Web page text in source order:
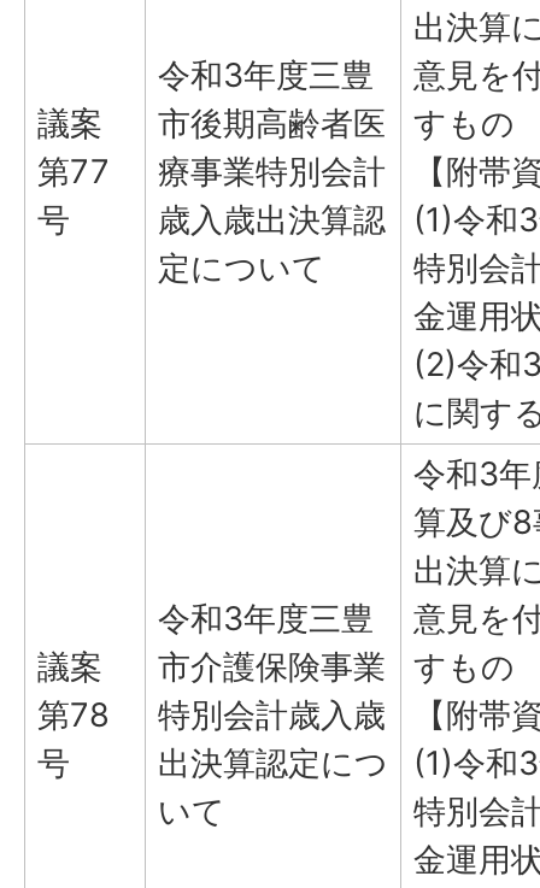
議案
第77
号
令和3年度三豊
市後期高齢者医
療事業特別会計
歳入歳出決算認
定について
出決算
意見を
すもの
【附帯
(1)令和
特別会
金運用
(2)令和
に関す
議案
第78
号
令和3年度三豊
市介護保険事業
特別会計歳入歳
出決算認定につ
いて
令和3年
算及び
出決算
意見を
すもの
【附帯
(1)令和
特別会
金運用